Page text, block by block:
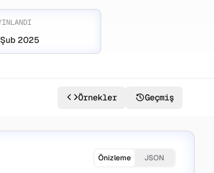
2025
Örnekler Geçmiş
Önizleme JSON